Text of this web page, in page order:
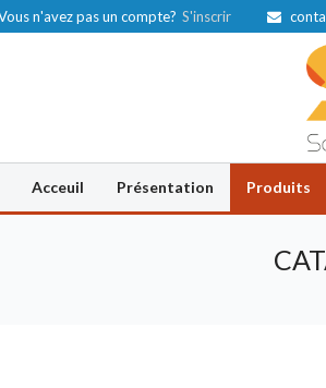
n'avez pas un compte? S'inscrir
Acceuil Présentation Produits